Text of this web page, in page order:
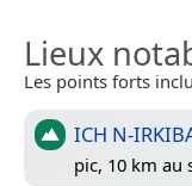
Lieux
Les points forts
ICH N-
pic, 10 km au